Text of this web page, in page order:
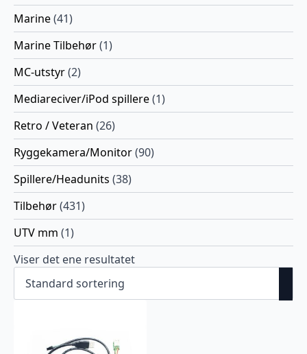
Marine(41)
Marine Tilbehør(1)
MC-utstyr(2)
Mediareciver/iPod spillere(1)
Retro / Veteran (26)
Ryggekamera/Monitor(90)
Spillere/Headunits (38)
Tilbehør(431)
UTV mm (1)
Viser det ene resultatet